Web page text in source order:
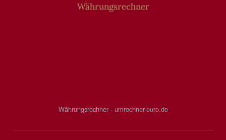
Währungsrechner
Währungsrechner - umrechner-euro.de